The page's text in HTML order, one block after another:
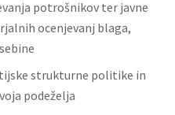
potrošnikov ter javne
ocenjevanj blaga,
strukturne politike in
podeželja